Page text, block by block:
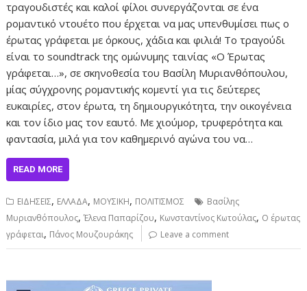
τραγουδιστές και καλοί φίλοι συνεργάζονται σε ένα
ρομαντικό ντουέτο που έρχεται να μας υπενθυμίσει πως ο
έρωτας γράφεται με όρκους, χάδια και φιλιά! Το τραγούδι
είναι το soundtrack της ομώνυμης ταινίας «Ο Έρωτας
γράφεται…», σε σκηνοθεσία του Βασίλη Μυριανθόπουλου,
μίας σύγχρονης ρομαντικής κομεντί για τις δεύτερες
ευκαιρίες, στον έρωτα, τη δημιουργικότητα, την οικογένεια
και τον ίδιο μας τον εαυτό. Με χιούμορ, τρυφερότητα και
φαντασία, μιλά για τον καθημερινό αγώνα του να…
READ MORE
ΕΙΔΗΣΕΙΣ, ΕΛΛΑΔΑ, ΜΟΥΣΙΚΗ, ΠΟΛΙΤΙΣΜΟΣ
Βασίλης
Μυριανθόπουλος,Έλενα Παπαρίζου, Κωνσταντίνος Κωτούλας, Ο έρωτας
γράφεται, Πάνος Μουζουράκης Leave a comment